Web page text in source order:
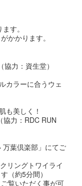
す。
かかります。
力：資生堂）
カラーに合うウェ
も美しく！
協力：RDC RUN
万葉倶楽部」にてご
リングトワイライ
（約5分間）
覧いただく事が可